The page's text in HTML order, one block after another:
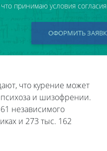
принимаю условия
ОФОРМИТЬ
что курение может
психоза и шизофрении.
независимого
и 273 тыс. 162